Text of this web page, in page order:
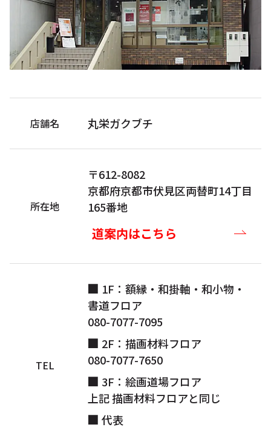
店舗名 丸栄ガクブチ
所在地
〒612-8082
京都府京都市伏見区両替町14丁目
165番地
道案内はこちら
TEL
1F：額縁・和掛軸・和小物・
書道フロア
080-7077-7095
2F：描画材料フロア
080-7077-7650
3F：絵画道場フロア
上記 描画材料フロアと同じ
代表